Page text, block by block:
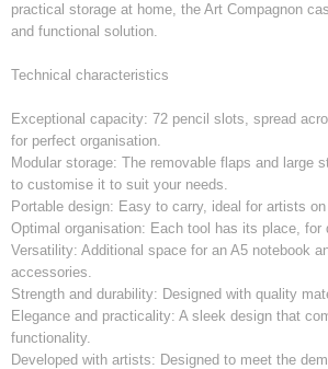
practical storage at home, the Art Compagnon
and functional solution.
Technical characteristics
Exceptional capacity: 72 pencil slots, spread
for perfect organisation.
Modular storage: The removable flaps and large
to customise it to suit your needs.
Portable design: Easy to carry, ideal for artists
Optimal organisation: Each tool has its place,
Versatility: Additional space for an A5 notebook
accessories.
Strength and durability: Designed with quality
Elegance and practicality: A sleek design that
functionality.
Developed with artists: Designed to meet the